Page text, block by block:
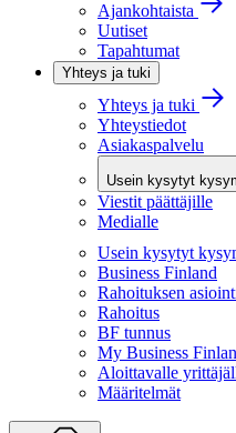
Ajankohtaista
Uutiset
Tapahtumat
Yhteys ja tuki
Yhteys ja tuki
Yhteystiedot
Asiakaspalvelu
Usein kysytyt
Viestit päättäjille
Medialle
Usein kysytyt
Business Finland
Rahoituksen
Rahoitus
BF tunnus
My Business
Aloittavalle
Määritelmät